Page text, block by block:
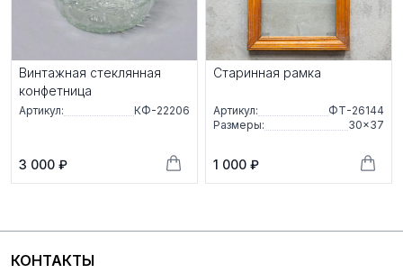
Винтажная стеклянная
конфетница
Артикул: КФ-22206
3 000 ₽
Старинная рамка
Артикул:
ФТ-26144
Размеры:
30×37
1 000 ₽
КОНТАКТЫ